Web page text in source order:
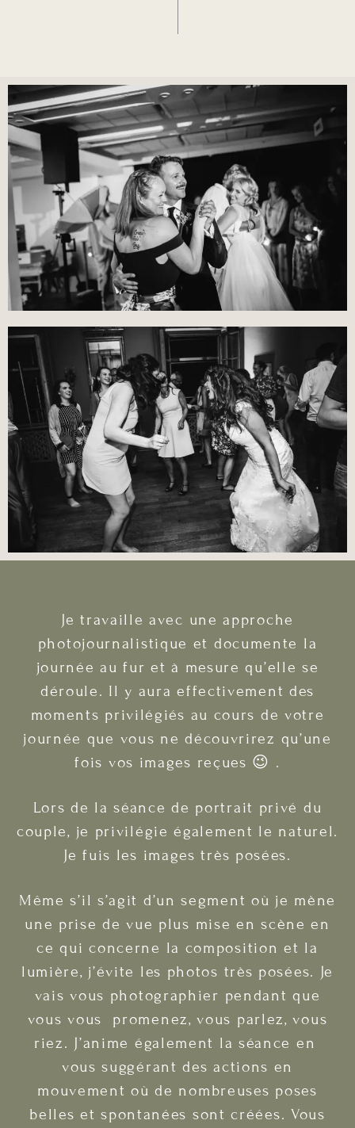
Je travaille avec une approche
photojournalistique et documente la
journée au fur et à mesure qu’elle se
déroule. Il y aura effectivement des
moments privilégiés au cours de votre
journée que vous ne découvrirez qu’une
fois vos images reçues 😉 .
Lors de la séance de portrait privé du
couple, je privilégie également le naturel.
Je fuis les images très posées.
Même s’il s’agit d’un segment où je mène
une prise de vue plus mise en scène en
ce qui concerne la composition et la
lumière, j’évite les photos très posées. Je
vais vous photographier pendant que
vous vous promenez, vous parlez, vous
riez. J’anime également la séance en
vous suggérant des actions en
mouvement où de nombreuses poses
belles et spontanées sont créées. Vous